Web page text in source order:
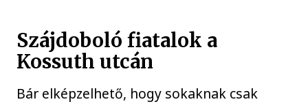
Szájdoboló fiatalok a
Kossuth utcán
Bár elképzelhető, hogy sokaknak csak